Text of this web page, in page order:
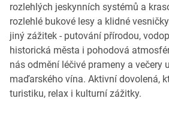
rozlehlých jeskynních systémů a
rozlehlé bukové lesy a klidné
jiný zážitek - putování přírodou,
historická města i pohodová
nás odmění léčivé prameny a večery
maďarského vína. Aktivní dovolená,
turistiku, relax i kulturní zážitky.